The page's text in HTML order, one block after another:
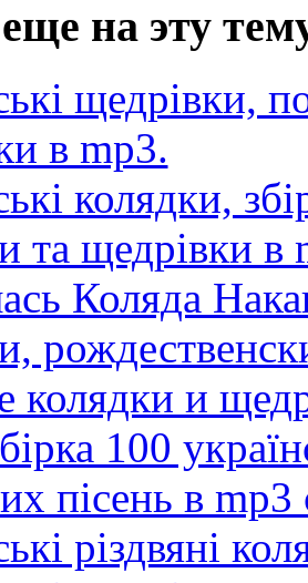
на эту
щедрівки,
в mp3.
колядки,
та щедрівки в
Коляда
колядки и
100
пісень в
різдвяні